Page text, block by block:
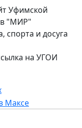
Уфимской
"МИР"
спорта и досуга
на УГОИ